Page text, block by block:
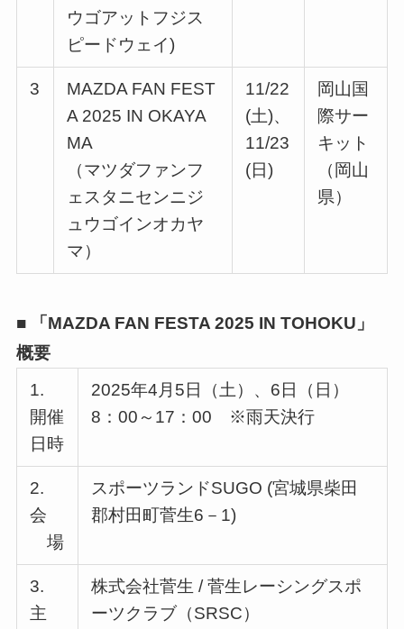
ウゴアットフジス
ピードウェイ)
3
MAZDA FAN FEST
A 2025 IN OKAYA
MA
（マツダファンフ
ェスタニセンニジ
ュウゴインオカヤ
マ）
11/22
(土)、
11/23
(日)
岡山国
際サー
キット
（岡山
県）
■ 「MAZDA FAN FESTA 2025 IN TOHOKU」
概要
1.
開催
日時
2025年4月5日（土）、6日（日）
8：00～17：00 ※雨天決行
2.
会
場
スポーツランドSUGO (宮城県柴田
郡村田町菅生6－1)
3.
主
株式会社菅生 / 菅生レーシングスポ
ーツクラブ（SRSC）